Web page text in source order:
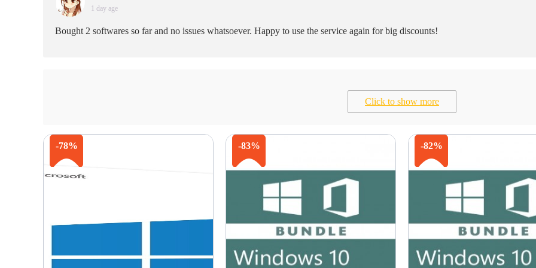
1 day age
Bought 2 softwares so far and no issues whatsoever. Happy to use the service again for big discounts!
Click to show more
-78% -83% -82%